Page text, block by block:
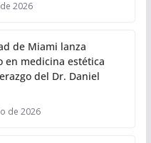
2026
de Miami lanza
en medicina estética
del Dr. Daniel
de 2026